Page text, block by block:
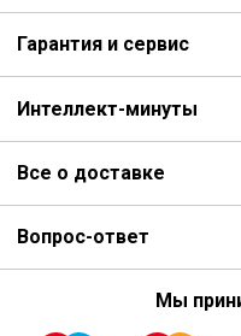
Гарантия и сервис
Интеллект-минуты
Все о доставке
Вопрос-ответ
Мы